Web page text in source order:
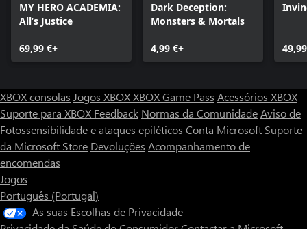
MY HERO ACADEMIA:
All’s Justice
69,99 €+
Dark Deception:
Monsters & Mortals
4,99 €+
XBOX consolas Jogos XBOXXBOX Game Pass Acessórios XBOX
Suporte para XBOX Feedback Normas da ComunidadeAviso de
Fotossensibilidade e ataques epiléticos Conta Microsoft Suporte
da Microsoft Store Devoluções Acompanhamento de
encomendas
Jogos
Português (Portugal)
As suas Escolhas de Privacidade